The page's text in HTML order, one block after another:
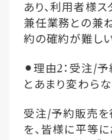
あり、利用者様ス
兼任業務との兼
約の確約が難し
⚫︎理由2：受注/予
とあまり変わら
受注/予約販売を
を、皆様に平等に